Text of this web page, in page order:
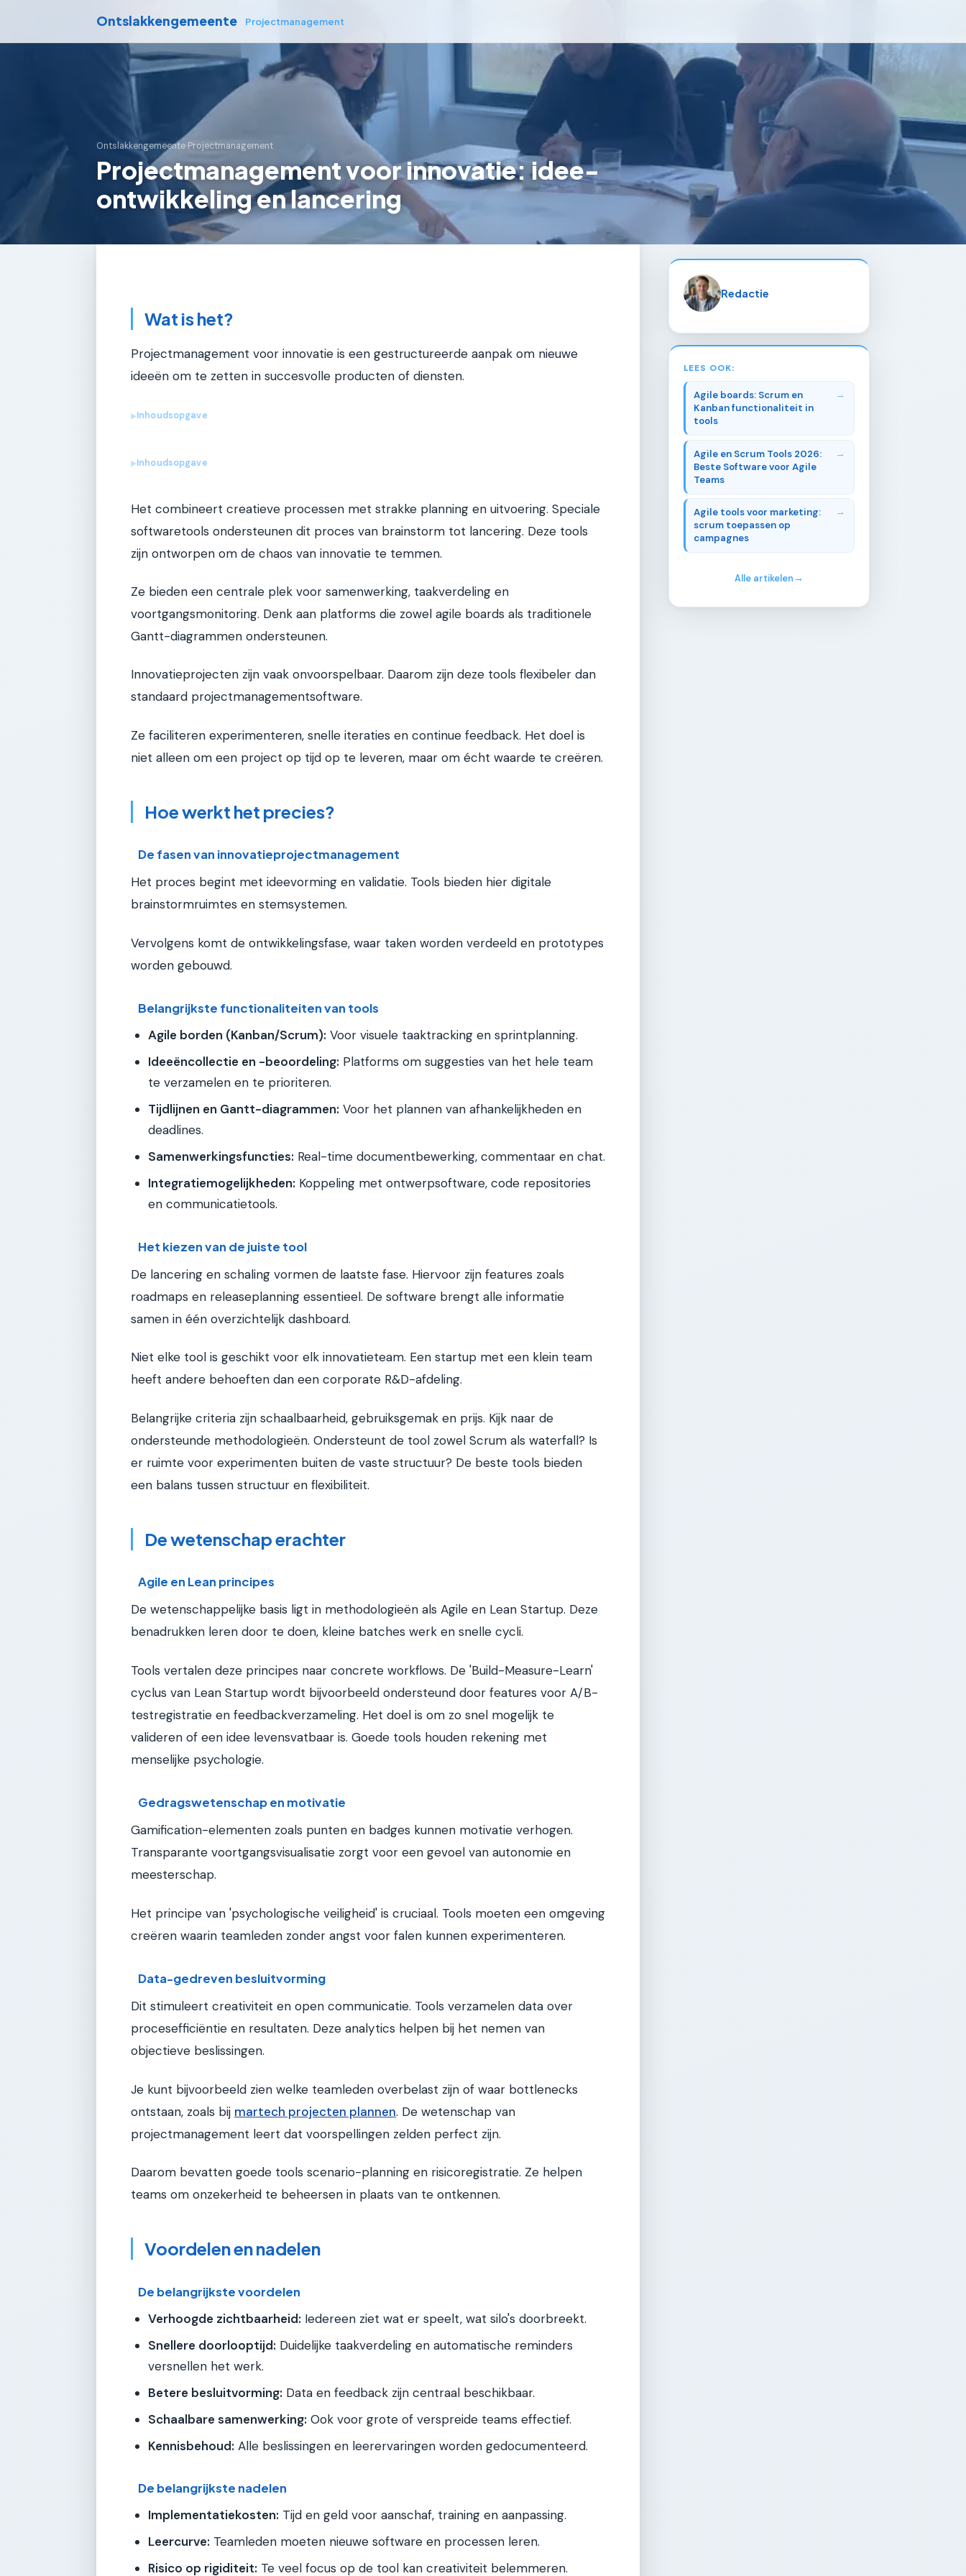
Ontslakkengemeente Projectmanagement
Ontslakkengemeente›Projectmanagement
Projectmanagement voor innovatie: idee-
ontwikkeling en lancering
Wat is het?
Projectmanagement voor innovatie is een gestructureerde aanpak om nieuwe
ideeën om te zetten in succesvolle producten of diensten.
▶Inhoudsopgave
▶Inhoudsopgave
Het combineert creatieve processen met strakke planning en uitvoering. Speciale
softwaretools ondersteunen dit proces van brainstorm tot lancering. Deze tools
zijn ontworpen om de chaos van innovatie te temmen.
Ze bieden een centrale plek voor samenwerking, taakverdeling en
voortgangsmonitoring. Denk aan platforms die zowel agile boards als traditionele
Gantt-diagrammen ondersteunen.
Innovatieprojecten zijn vaak onvoorspelbaar. Daarom zijn deze tools flexibeler dan
standaard projectmanagementsoftware.
Ze faciliteren experimenteren, snelle iteraties en continue feedback. Het doel is
niet alleen om een project op tijd op te leveren, maar om écht waarde te creëren.
Hoe werkt het precies?
De fasen van innovatieprojectmanagement
Het proces begint met ideevorming en validatie. Tools bieden hier digitale
brainstormruimtes en stemsystemen.
Vervolgens komt de ontwikkelingsfase, waar taken worden verdeeld en prototypes
worden gebouwd.
Belangrijkste functionaliteiten van tools
Agile borden (Kanban/Scrum): Voor visuele taaktracking en sprintplanning.
Ideeëncollectie en -beoordeling: Platforms om suggesties van het hele team
te verzamelen en te prioriteren.
Tijdlijnen en Gantt-diagrammen: Voor het plannen van afhankelijkheden en
deadlines.
Samenwerkingsfuncties: Real-time documentbewerking, commentaar en chat.
Integratiemogelijkheden: Koppeling met ontwerpsoftware, code repositories
en communicatietools.
Het kiezen van de juiste tool
De lancering en schaling vormen de laatste fase. Hiervoor zijn features zoals
roadmaps en releaseplanning essentieel. De software brengt alle informatie
samen in één overzichtelijk dashboard.
Niet elke tool is geschikt voor elk innovatieteam. Een startup met een klein team
heeft andere behoeften dan een corporate R&D-afdeling.
Belangrijke criteria zijn schaalbaarheid, gebruiksgemak en prijs. Kijk naar de
ondersteunde methodologieën. Ondersteunt de tool zowel Scrum als waterfall? Is
er ruimte voor experimenten buiten de vaste structuur? De beste tools bieden
een balans tussen structuur en flexibiliteit.
De wetenschap erachter
Agile en Lean principes
De wetenschappelijke basis ligt in methodologieën als Agile en Lean Startup. Deze
benadrukken leren door te doen, kleine batches werk en snelle cycli.
Tools vertalen deze principes naar concrete workflows. De 'Build-Measure-Learn'
cyclus van Lean Startup wordt bijvoorbeeld ondersteund door features voor A/B-
testregistratie en feedbackverzameling. Het doel is om zo snel mogelijk te
valideren of een idee levensvatbaar is. Goede tools houden rekening met
menselijke psychologie.
Gedragswetenschap en motivatie
Gamification-elementen zoals punten en badges kunnen motivatie verhogen.
Transparante voortgangsvisualisatie zorgt voor een gevoel van autonomie en
meesterschap.
Het principe van 'psychologische veiligheid' is cruciaal. Tools moeten een omgeving
creëren waarin teamleden zonder angst voor falen kunnen experimenteren.
Data-gedreven besluitvorming
Dit stimuleert creativiteit en open communicatie. Tools verzamelen data over
procesefficiëntie en resultaten. Deze analytics helpen bij het nemen van
objectieve beslissingen.
Je kunt bijvoorbeeld zien welke teamleden overbelast zijn of waar bottlenecks
ontstaan, zoals bij martech projecten plannen. De wetenschap van
projectmanagement leert dat voorspellingen zelden perfect zijn.
Daarom bevatten goede tools scenario-planning en risicoregistratie. Ze helpen
teams om onzekerheid te beheersen in plaats van te ontkennen.
Voordelen en nadelen
De belangrijkste voordelen
Verhoogde zichtbaarheid: Iedereen ziet wat er speelt, wat silo's doorbreekt.
Snellere doorlooptijd: Duidelijke taakverdeling en automatische reminders
versnellen het werk.
Betere besluitvorming: Data en feedback zijn centraal beschikbaar.
Schaalbare samenwerking: Ook voor grote of verspreide teams effectief.
Kennisbehoud: Alle beslissingen en leerervaringen worden gedocumenteerd.
De belangrijkste nadelen
Implementatiekosten: Tijd en geld voor aanschaf, training en aanpassing.
Leercurve: Teamleden moeten nieuwe software en processen leren.
Risico op rigiditeit: Te veel focus op de tool kan creativiteit belemmeren.
Redactie
LEES OOK:
Agile boards: Scrum en
Kanban functionaliteit in
tools
Agile en Scrum Tools 2026:
Beste Software voor Agile
Teams
Agile tools voor marketing:
scrum toepassen op
campagnes
Alle artikelen